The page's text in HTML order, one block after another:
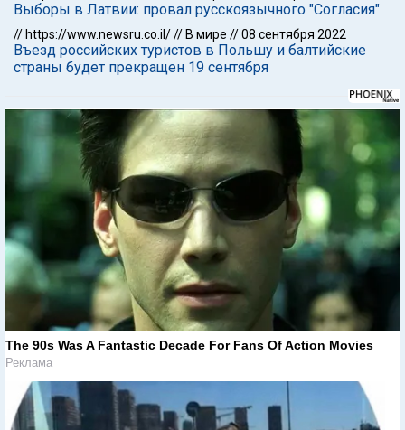
Выборы в Латвии: провал русскоязычного "Согласия"
// https://www.newsru.co.il/// В мире //08 сентября 2022
Въезд российских туристов в Польшу и балтийские
страны будет прекращен 19 сентября
The 90s Was A Fantastic Decade For Fans Of Action Movies
Реклама